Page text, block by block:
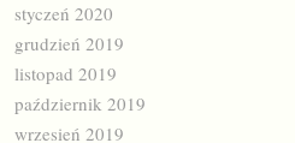
styczeń 2020
grudzień 2019
listopad 2019
październik 2019
wrzesień 2019